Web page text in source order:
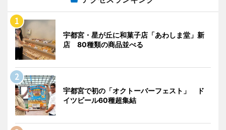
宇都宮・星が丘に和菓子店「あわしま堂」新
店 80種類の商品並べる
宇都宮で初の「オクトーバーフェスト」 ド
イツビール60種超集結